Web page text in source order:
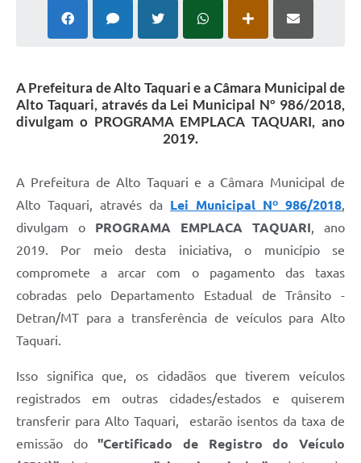
A Prefeitura de Alto Taquari e a Câmara Municipal de
Alto Taquari, através da Lei Municipal Nº 986/2018,
divulgam o PROGRAMA EMPLACA TAQUARI, ano
2019.
A Prefeitura de Alto Taquari e a Câmara Municipal de
Alto Taquari, através da Lei Municipal Nº 986/2018,
divulgam o PROGRAMA EMPLACA TAQUARI, ano
2019. Por meio desta iniciativa, o município se
compromete a arcar com o pagamento das taxas
cobradas pelo Departamento Estadual de Trânsito -
Detran/MT para a transferência de veículos para Alto
Taquari.
Isso significa que, os cidadãos que tiverem veículos
registrados em outras cidades/estados e quiserem
transferir para Alto Taquari, estarão isentos da taxa de
emissão do"Certificado de Registro do Veículo